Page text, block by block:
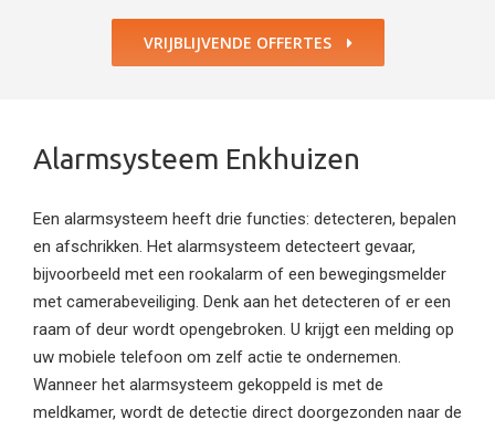
VRIJBLIJVENDE OFFERTES
Alarmsysteem Enkhuizen
Een alarmsysteem heeft drie functies: detecteren, bepalen
en afschrikken. Het alarmsysteem detecteert gevaar,
bijvoorbeeld met een rookalarm of een bewegingsmelder
met camerabeveiliging. Denk aan het detecteren of er een
raam of deur wordt opengebroken. U krijgt een melding op
uw mobiele telefoon om zelf actie te ondernemen.
Wanneer het alarmsysteem gekoppeld is met de
meldkamer, wordt de detectie direct doorgezonden naar de